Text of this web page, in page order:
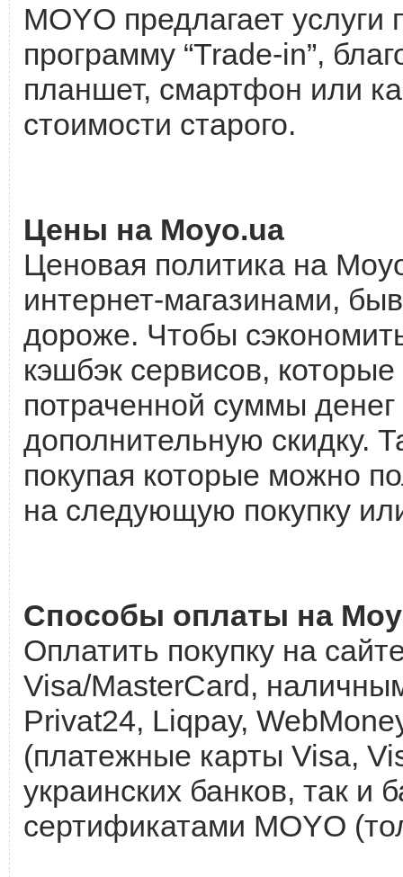
MOYO предлагает
программу “Trade-in”,
планшет, смартфон или
стоимости старого.
Цены на Moyo.ua
Ценовая политика на
интернет-магазинами,
дороже. Чтобы
кэшбэк сервисов,
потраченной суммы
дополнительную скидку.
покупая которые можно
на следующую покупку
Способы оплаты на
Оплатить покупку на
Visa/MasterCard,
Privat24, Liqpay,
(платежные карты Visa,
украинских банков, так и
сертификатами MOYO